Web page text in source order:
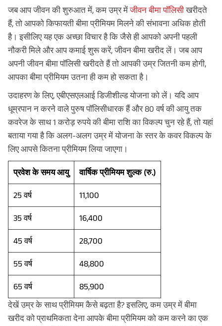
जब आप जीवन की शुरुआत में, कम उम्र मेंजीवन बीमा पॉलिसीखरीदते
हैं, तो आपको किफायती बीमा प्रीमियम मिलने की संभावना अधिक होती
है। इसीलिए यह एक अच्छा विचार है कि जैसे ही आपको अपनी पहली
नौकरी मिले और आप कमाई शुरू करें, जीवन बीमा खरीद लें। जब आप
अपनी जीवन बीमा पॉलिसी खरीदते हैं तो आपकी उम्र जितनी कम होगी,
आपका बीमा प्रीमियम उतना ही कम हो सकता है।
उदाहरण के लिए, एबीएसएलआई डिजीशील्ड योजना को लें। यदि आप
धूम्रपान न करने वाले पुरुष पॉलिसीधारक हैं और 80 वर्ष की आयु तक
कवरेज के साथ 1 करोड़ रुपये की बीमा राशि का विकल्प चुन रहे हैं, तो यहां
बताया गया है कि अलग-अलग उम्र में योजना के स्तर के कवर विकल्प के
लिए आपसे कितना प्रीमियम लिया जाएगा।
प्रवेश के समय आयु वार्षिक प्रीमियम शुल्क (रु.)
25 वर्ष 11,100
35 वर्ष 16,400
45 वर्ष 28,700
55 वर्ष 48,800
65 वर्ष 85,900
देखें उम्र के साथ प्रीमियम कैसे बढ़ता है? इसलिए, कम उम्र में बीमा
खरीद को प्राथमिकता देना आपके बीमा प्रीमियम को कम करने का एक